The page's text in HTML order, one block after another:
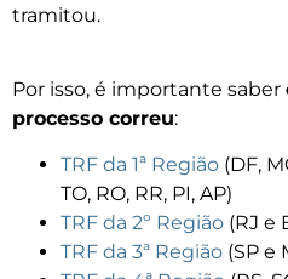
tramitou.
Por isso, é importante saber
processo correu:
TRF da 1ª Região (DF,
TO, RO, RR, PI, AP)
TRF da 2º Região (RJ e
TRF da 3ª Região (SP e